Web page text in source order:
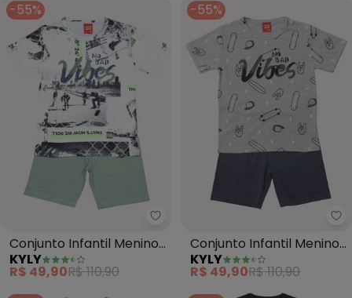
-55%
Kyly - Conjunto Infantil Menino
Conjunto Infantil Menino
Lettering (Cinza)
KYLY
R$ 49,90R$ 110,90
-55%
Conjunto Infantil Menino
Lettering (Cinza)
KYLY
R$ 49,90R$ 110,90